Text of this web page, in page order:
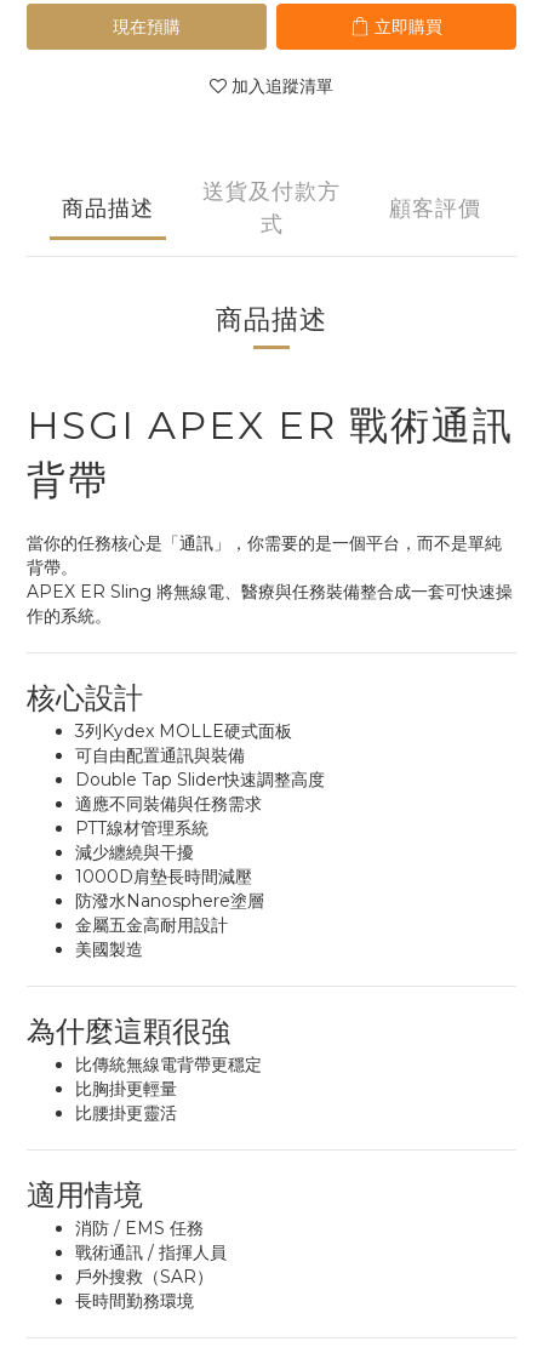
現在預購 立即購買
加入追蹤清單
商品描述
送貨及付款方
式
顧客評價
商品描述
HSGI APEX ER 戰術通訊
背帶
當你的任務核心是「通訊」，你需要的是一個平台，而不是單純
背帶。
APEX ER Sling 將無線電、醫療與任務裝備整合成一套可快速操
作的系統。
核心設計
3列Kydex MOLLE硬式面板
可自由配置通訊與裝備
Double Tap Slider快速調整高度
適應不同裝備與任務需求
PTT線材管理系統
減少纏繞與干擾
1000D肩墊長時間減壓
防潑水Nanosphere塗層
金屬五金高耐用設計
美國製造
為什麼這顆很強
比傳統無線電背帶更穩定
比胸掛更輕量
比腰掛更靈活
適用情境
消防 / EMS 任務
戰術通訊 / 指揮人員
戶外搜救（SAR）
長時間勤務環境